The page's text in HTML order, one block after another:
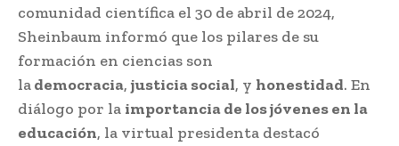
comunidad científica el 30 de abril de 2024,
Sheinbaum informó que los pilares de su
formación en ciencias son
lademocracia, justicia social, y honestidad. En
diálogo por la importancia de los jóvenes en la
educación, la virtual presidenta destacó